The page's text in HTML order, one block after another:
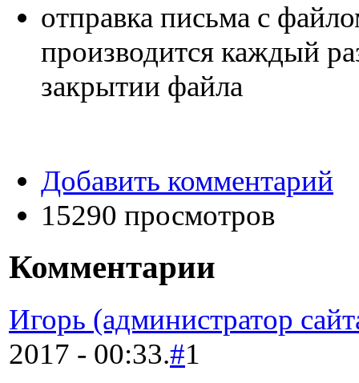
отправка письма с
производится каждый
закрытии файла
Добавить комментарий
15290 просмотров
Комментарии
Игорь (администратор
2017 - 00:33.#1